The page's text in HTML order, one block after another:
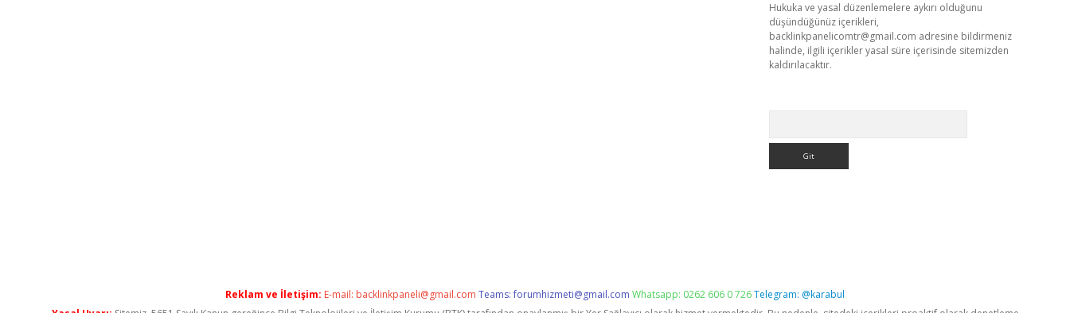
Hukuka ve yasal düzenlemelere aykırı olduğunu
düşündüğünüz içerikleri,
backlinkpanelicomtr@gmail.com adresine bildirmeniz
halinde, ilgili içerikler yasal süre içerisinde sitemizden
kaldırılacaktır.
Reklam ve İletişim: E-mail: backlinkpaneli@gmail.com Teams:forumhizmeti@gmail.com Whatsapp: 0262 606 0 726Telegram: @karabul